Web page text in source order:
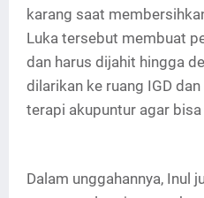
karang saat
Luka tersebut membuat
dan harus dijahit hingga
dilarikan ke ruang IGD
terapi akupuntur agar
Dalam unggahannya, Inul